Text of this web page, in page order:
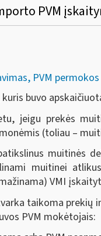
PVM
PVM
buvo
jeigu prekės
(toliau –
muitinės
muitinei
VMI
taikoma
PVM mokėtojais: